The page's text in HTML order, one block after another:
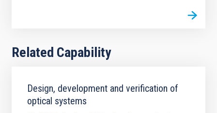
Related Capability
Design, development and verification of
optical systems